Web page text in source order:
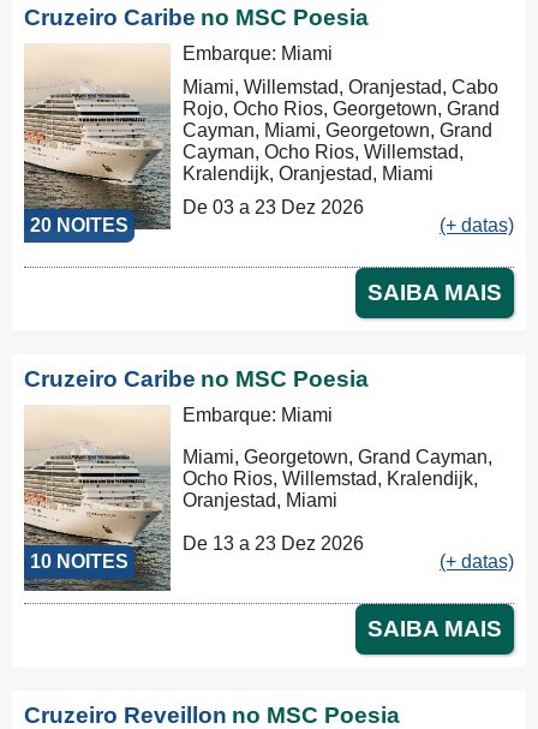
Cruzeiro Caribe no MSC Poesia
20 NOITES
Embarque: Miami
Miami, Willemstad, Oranjestad, Cabo
Rojo, Ocho Rios, Georgetown, Grand
Cayman, Miami, Georgetown, Grand
Cayman, Ocho Rios, Willemstad,
Kralendijk, Oranjestad, Miami
De 03 a 23 Dez 2026
(+ datas)
SAIBA MAIS
Cruzeiro Caribe no MSC Poesia
10 NOITES
Embarque: Miami
Miami, Georgetown, Grand Cayman,
Ocho Rios, Willemstad, Kralendijk,
Oranjestad, Miami
De 13 a 23 Dez 2026
(+ datas)
SAIBA MAIS
Cruzeiro Reveillon no MSC Poesia